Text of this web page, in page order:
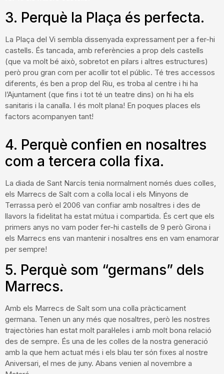
3. Perquè la Plaça és perfecta.
La Plaça del Vi sembla dissenyada expressament per a fer-hi
castells. És tancada, amb referències a prop dels castells
(que va molt bé això, sobretot en pilars i altres estructures)
però prou gran com per acollir tot el públic. Té tres accessos
diferents, és ben a prop del Riu, es troba al centre i hi ha
l’Ajuntament (que fins i tot té un teatre dins) on hi ha els
sanitaris i la canalla. I és molt plana! En poques places els
factors acompanyen tant!
4. Perquè confien en nosaltres
com a tercera colla fixa.
La diada de Sant Narcís tenia normalment només dues colles,
els Marrecs de Salt com a colla local i els Minyons de
Terrassa però el 2006 van confiar amb nosaltres i des de
llavors la fidelitat ha estat mútua i compartida. És cert que els
primers anys no vam poder fer-hi castells de 9 però Girona i
els Marrecs ens van mantenir i nosaltres ens en vam enamorar
per sempre!
5. Perquè som “germans” dels
Marrecs.
Amb els Marrecs de Salt som una colla pràcticament
germana. Tenen un any més que nosaltres, però les nostres
trajectòries han estat molt paral·leles i amb molt bona relació
des de sempre. És una de les colles de la nostra generació
amb la que hem actuat més i els blau ter són fixes al nostre
Aniversari, el mes de juny. Abans venien al novembre a